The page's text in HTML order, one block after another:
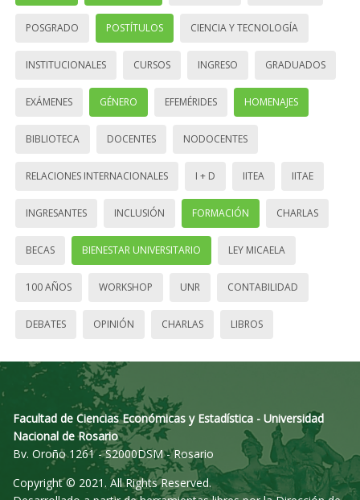
POSGRADO POSTÍTULOS CIENCIA Y TECNOLOGÍA
INSTITUCIONALES CURSOS INGRESO GRADUADOS
EXÁMENES GÉNERO EFEMÉRIDES HOMENAJES
BIBLIOTECA DOCENTES NODOCENTES
RELACIONES INTERNACIONALES I + D IITEA IITAE
INGRESANTES INCLUSIÓN FORMACIÓN CHARLAS
BECAS BIENESTAR UNIVERSITARIO LEY MICAELA
100 AÑOS WORKSHOP UNR CONTABILIDAD
DEBATES OPINIÓN CHARLAS LIBROS
Facultad de Ciencias Económicas y Estadística - Universidad
Nacional de Rosario
Bv. Oroño 1261 - S2000DSM - Rosario
Copyright © 2021. All Rights Reserved.